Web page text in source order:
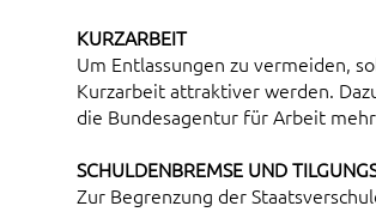
KURZARBEIT
Um Entlassungen zu vermeiden,
Kurzarbeit attraktiver werden.
die Bundesagentur für Arbeit
SCHULDENBREMSE UND
Zur Begrenzung der